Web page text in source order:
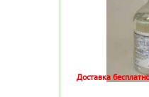
Доставка бесплатно